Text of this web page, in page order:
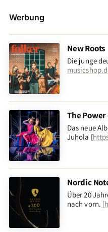
Werbung
New Roots
Die junge
The Power
Das neue
Juhola [
Nordic
Über 20
nach vorn. [